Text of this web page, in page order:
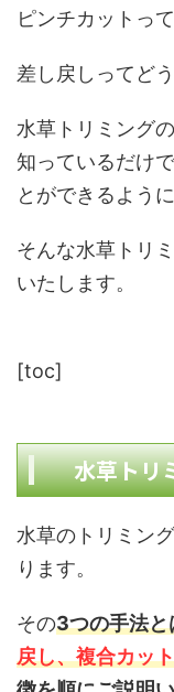
ピンチカットっ
差し戻しってど
水草トリミング
知っているだけ
とができるよう
そんな水草トリ
いたします。
[toc]
水草トリ
水草のトリミン
ります。
その3つの手法と
戻し、複合カット